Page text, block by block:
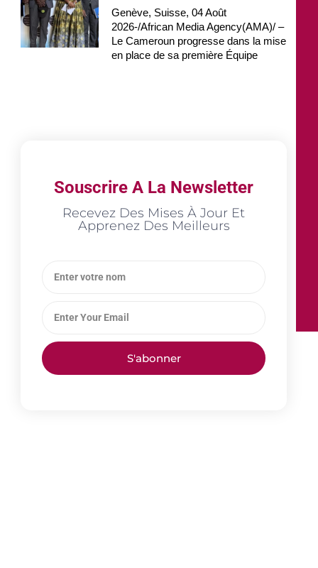
Genève, Suisse, 04 Août
2026-/African Media Agency(AMA)/ –
Le Cameroun progresse dans la mise
en place de sa première Équipe
Souscrire A La Newsletter
Recevez Des Mises À Jour Et
Apprenez Des Meilleurs
S'abonner